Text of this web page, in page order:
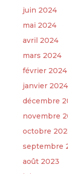
juin 2024
mai 2024
avril 2024
mars 2024
février 2024
janvier 2024
décembre
novembre
octobre
septembre
août 2023